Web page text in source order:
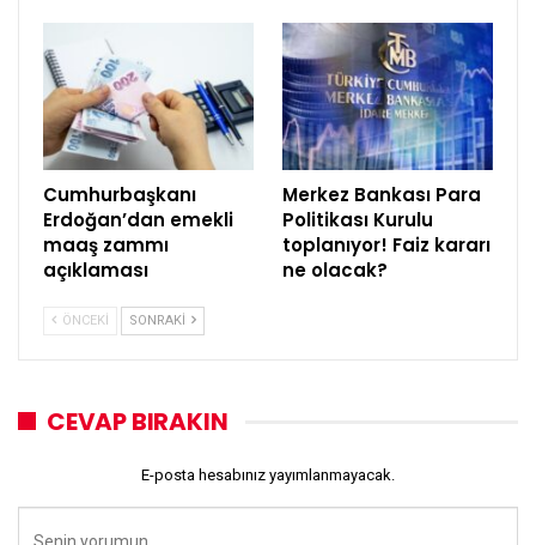
Cumhurbaşkanı
Erdoğan’dan emekli
maaş zammı
açıklaması
Merkez Bankası Para
Politikası Kurulu
toplanıyor! Faiz kararı
ne olacak?
ÖNCEKI SONRAKI
CEVAP BIRAKIN
E-posta hesabınız yayımlanmayacak.